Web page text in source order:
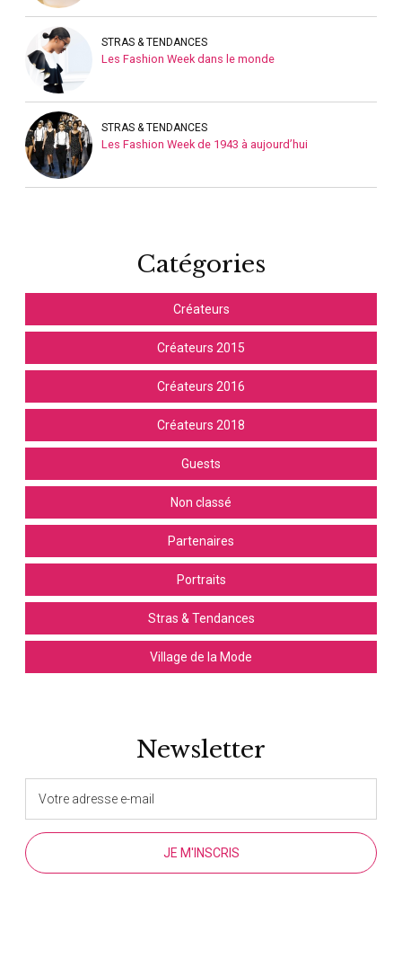
STRAS & TENDANCES
Les Fashion Week dans le monde
STRAS & TENDANCES
Les Fashion Week de 1943 à aujourd’hui
Catégories
Créateurs
Créateurs 2015
Créateurs 2016
Créateurs 2018
Guests
Non classé
Partenaires
Portraits
Stras & Tendances
Village de la Mode
Newsletter